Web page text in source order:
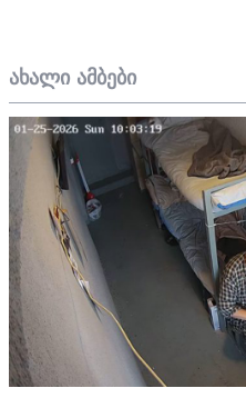
ახალი ამბები